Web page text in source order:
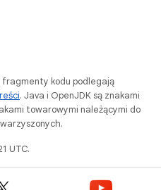
fragmenty kodu podlegają
. Java i OpenJDK są znakami
towarowymi należącymi do
UTC.